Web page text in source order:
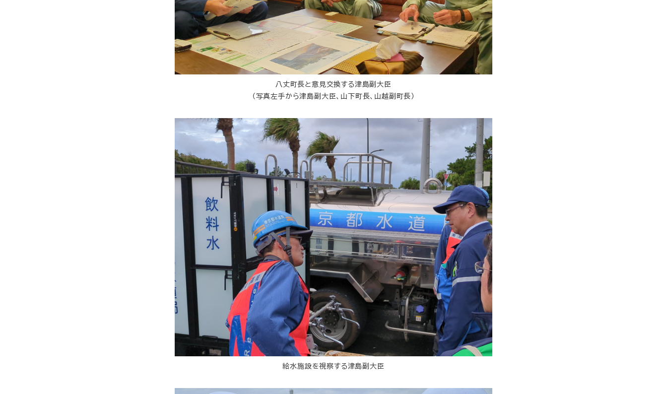
八丈町長と意見交換する津島副大臣
（写真左手から津島副大臣、山下町長、山越副町長）
給水施設を視察する津島副大臣